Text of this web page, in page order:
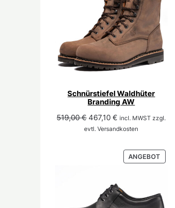
Schnürstiefel Waldhüter
Branding AW
519,00€ Ursprünglicher
Preis
467,10€ Aktueller
Preis
467,10 €.
incl. MWST zzgl.
evtl. Versandkosten
ANGEBOT
IM